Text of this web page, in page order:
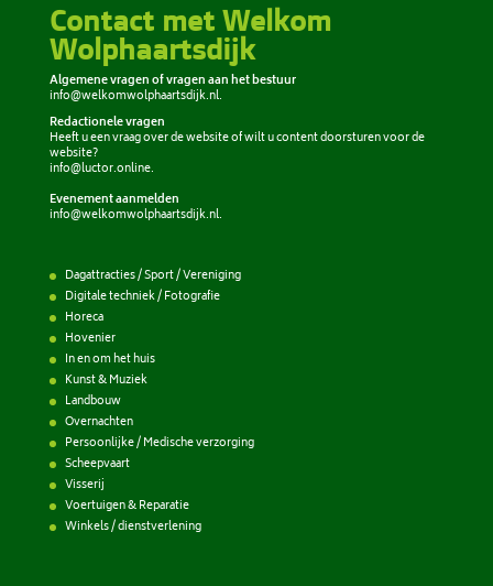
Contact met Welkom
Wolphaartsdijk
Algemene vragen of vragen aan het bestuur
info@welkomwolphaartsdijk.nl.
Redactionele vragen
Heeft u een vraag over de website of wilt u content doorsturen voor de
website?
info@luctor.online.
Evenement aanmelden
info@welkomwolphaartsdijk.nl.
Dagattracties / Sport / Vereniging
Digitale techniek / Fotografie
Horeca
Hovenier
In en om het huis
Kunst & Muziek
Landbouw
Overnachten
Persoonlijke / Medische verzorging
Scheepvaart
Visserij
Voertuigen & Reparatie
Winkels / dienstverlening